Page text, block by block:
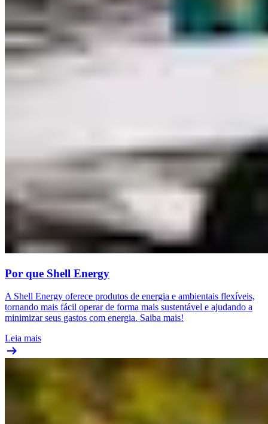
Por que Shell Energy
A Shell Energy oferece produtos de energia e ambientais flexíveis,
tornando mais fácil operar de forma mais sustentável e ajudando a
minimizar seus gastos com energia. Saiba mais!
Leia mais